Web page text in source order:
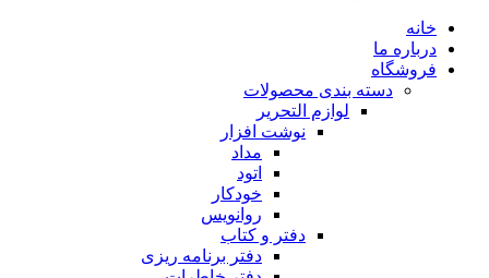
خانه
درباره ما
فروشگاه
دسته بندی محصولات
لوازم التحریر
نوشت افزار
مداد
اتود
خودکار
روانویس
دفتر و کتاب
دفتر برنامه ریزی